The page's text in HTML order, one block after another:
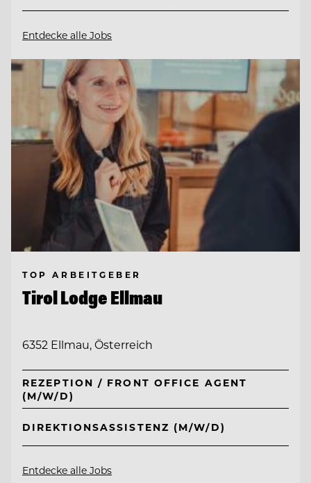
Entdecke alle Jobs
TOP ARBEITGEBER
Tirol Lodge Ellmau
6352 Ellmau, Österreich
REZEPTION / FRONT OFFICE AGENT
(M/W/D)
DIREKTIONSASSISTENZ (M/W/D)
Entdecke alle Jobs